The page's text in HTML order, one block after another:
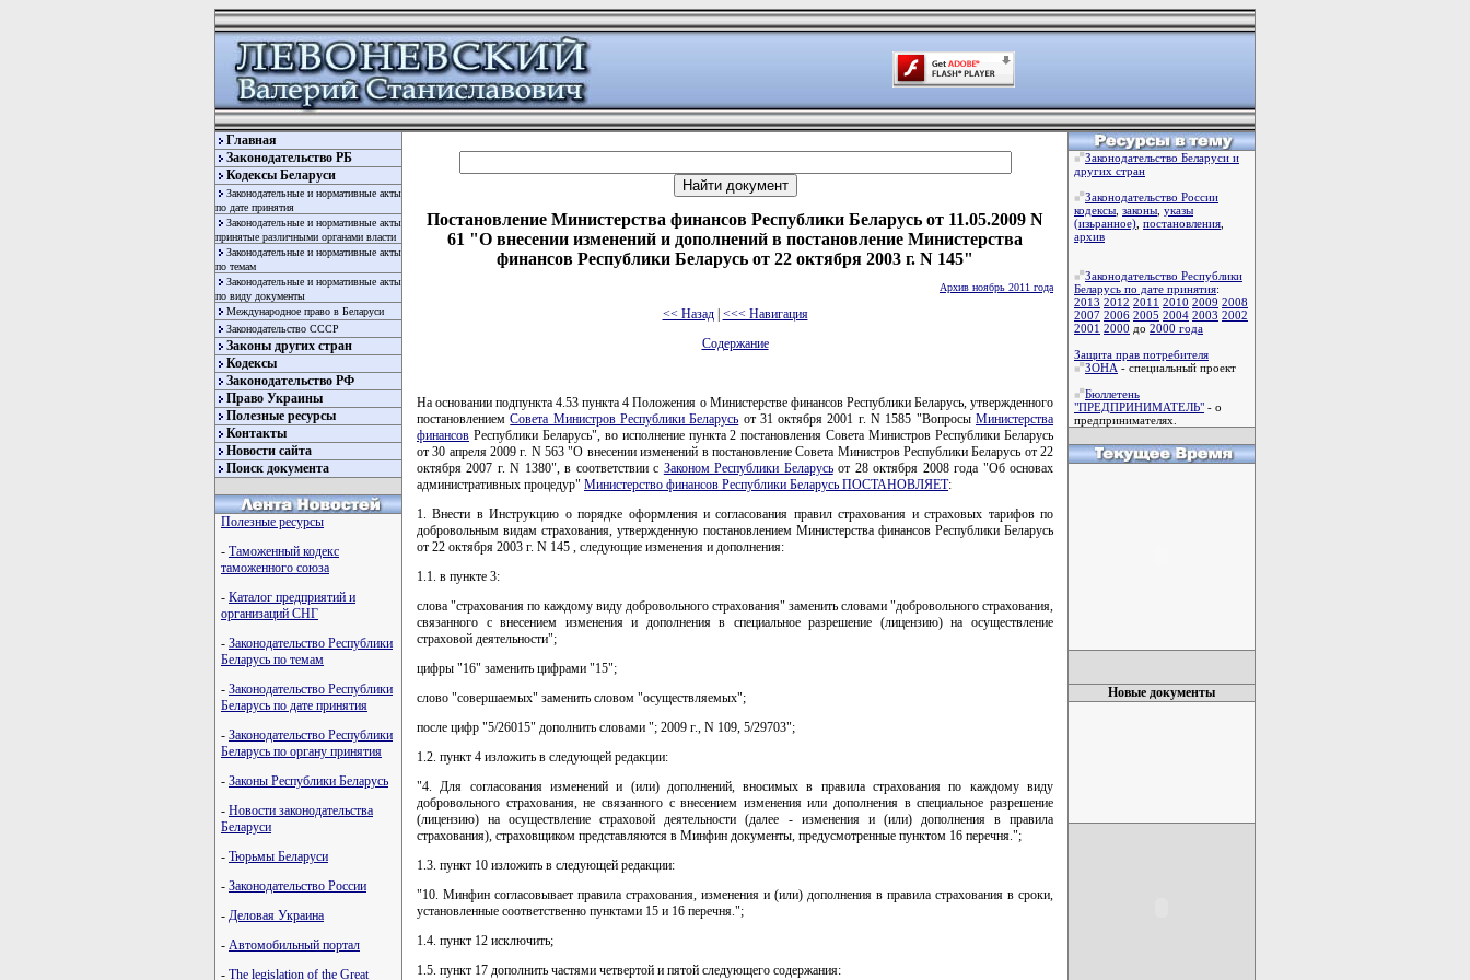
Главная
Законодательство РБ
Кодексы Беларуси
Законодательные и нормативные акты
по дате принятия
Законодательные и нормативные акты
принятые различными органами власти
Законодательные и нормативные акты
по темам
Законодательные и нормативные акты
по виду документы
Международное право в Беларуси
Законодательство СССР
Законы других стран
Кодексы
Законодательство РФ
Право Украины
Полезные ресурсы
Контакты
Новости сайта
Поиск документа
Полезные ресурсы
- Таможенный кодекс
таможенного союза
- Каталог предприятий и
организаций СНГ
- Законодательство Республики
Беларусь по темам
- Законодательство Республики
Беларусь по дате принятия
- Законодательство Республики
Беларусь по органу принятия
- Законы Республики Беларусь
- Новости законодательства
Беларуси
- Тюрьмы Беларуси
- Законодательство России
- Деловая Украина
- Автомобильный портал
- The legislation of the Great
Постановление Министерства финансов Республики Беларусь от 11.05.2009 N
61 "О внесении изменений и дополнений в постановление Министерства
финансов Республики Беларусь от 22 октября 2003 г. N 145"
Архив ноябрь 2011 года
<< Назад| <<< Навигация
Содержание
На основании подпункта 4.53 пункта 4 Положения о Министерстве финансов Республики Беларусь, утвержденного
постановлениемСовета Министров Республики Беларусь от 31 октября 2001 г. N 1585 "ВопросыМинистерства
финансов Республики Беларусь", во исполнение пункта 2 постановления Совета Министров Республики Беларусь
от 30 апреля 2009 г. N 563 "О внесении изменений в постановление Совета Министров Республики Беларусь от 22
октября 2007 г. N 1380", в соответствии с Законом Республики Беларусьот 28 октября 2008 года "Об основах
административных процедур" Министерство финансов Республики Беларусь ПОСТАНОВЛЯЕТ:
1. Внести в Инструкцию о порядке оформления и согласования правил страхования и страховых тарифов по
добровольным видам страхования, утвержденную постановлением Министерства финансов Республики Беларусь
от 22 октября 2003 г. N 145 , следующие изменения и дополнения:
1.1. в пункте 3:
слова "страхования по каждому виду добровольного страхования" заменить словами "добровольного страхования,
связанного с внесением изменения и дополнения в специальное разрешение (лицензию) на осуществление
страховой деятельности";
цифры "16" заменить цифрами "15";
слово "совершаемых" заменить словом "осуществляемых";
после цифр "5/26015" дополнить словами "; 2009 г., N 109, 5/29703";
1.2. пункт 4 изложить в следующей редакции:
"4. Для согласования изменений и (или) дополнений, вносимых в правила страхования по каждому виду
добровольного страхования, не связанного с внесением изменения или дополнения в специальное разрешение
(лицензию) на осуществление страховой деятельности (далее - изменения и (или) дополнения в правила
страхования), страховщиком представляются в Минфин документы, предусмотренные пунктом 16 перечня.";
1.3. пункт 10 изложить в следующей редакции:
"10. Минфин согласовывает правила страхования, изменения и (или) дополнения в правила страхования в сроки,
установленные соответственно пунктами 15 и 16 перечня.";
1.4. пункт 12 исключить;
1.5. пункт 17 дополнить частями четвертой и пятой следующего содержания:
Законодательство Беларуси и
других стран
Законодательство России
кодексы законы указы
(изьранное) постановления
архив
Законодательство Республики
Беларусь по дате принятия:
2013 2012 2011 2010 2009 2008
2007 2006 2005 2004 2003 2002
2001 2000 до 2000 года
Защита прав потребителя
ЗОНА - специальный проект
Бюллетень
"ПРЕДПРИНИМАТЕЛЬ" - о
предпринимателях.
Новые документы